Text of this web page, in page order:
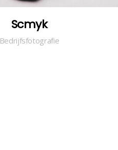
Scmyk
Bedrijfsfotografie